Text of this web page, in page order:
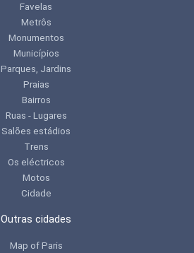
Favelas
Metrôs
Monumentos
Municípios
Parques, Jardins
Praias
Bairros
Ruas - Lugares
Salões estádios
Trens
Os eléctricos
Motos
Cidade
Outras cidades
Map of Paris